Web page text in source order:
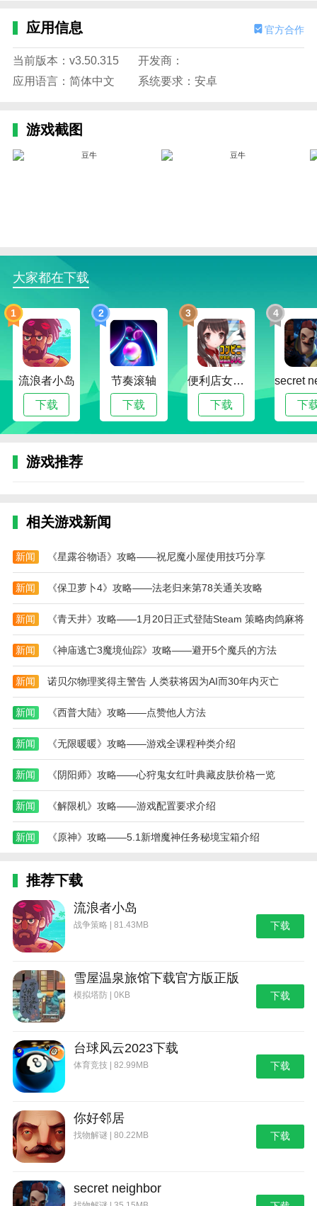
豆牛是一款社交分享类的手机APP，主要提供用户
分享和发现美食、旅行、生活经验等内容的平台。用户
互动交流。
如何使用豆牛进行语音聊天？
应用特色
1、市场蹲点监督销售，账单全部电子化，销售更
2、完成豆牛的任务，增加您的体验，升级您的水
平，更多的好处将一个接一个地开放
3、现场查看货物，装卸和运输，产品预订以及开
展业务非常有趣，
4、全国70多个农产品批发市场，800多种农产品类
别，每天更新的市场报价，价格波动和市场商品一目了
5、平台卖货保障，1w+档口供你选择
价格非常低，无论您要购买什么，都可以快速购买
这款软件是一款休闲游戏，节奏轻松又有挑战性。
虽然规则很简单，但要想保持高分就需要不断练习和提
升反应速度。
该应用的音效和背景音乐很舒适，给人一种放松愉
悦的感觉。特别是在繁忙的生活中，玩一局豆牛能够缓
解压力。
该款应用程序的关卡设计很有挑战性，有些关卡需
要玩家运用一定的策略和技巧才能顺利通过。这增加了
游戏的乐趣和挑战性。
本款软件是一个很贴近生活的游戏，让我在忙碌的
工作之余能够放松心情。种植农作物、照顾动物，一切
都那么真实。还可以参加活动赢取奖励，玩到停不下
来！
更新日志
最新版本：v3.50.315 更新时间：2024-12-13
优化了部分功能
应用信息 官方合作
当前版本：v3.50.315
开发商：
应用语言：简体中文
系统要求：安卓
游戏截图
大家都在下载
1
流浪者小岛
下载
2
节奏滚轴
下载
3
便利店女孩moonband
下载
4
下
游戏推荐
相关游戏新闻
新闻 《星露谷物语》攻略——祝尼魔小屋使用技巧分享
新闻 《保卫萝卜4》攻略——法老归来第78关通关攻略
新闻 《青天井》攻略——1月20日正式登陆Steam 策略肉鸽麻将
新闻 《神庙逃亡3魔境仙踪》攻略——避开5个魔兵的方法
新闻 诺贝尔物理奖得主警告 人类获将因为AI而30年内灭亡
新闻 《西普大陆》攻略——点赞他人方法
新闻 《无限暖暖》攻略——游戏全课程种类介绍
新闻 《阴阳师》攻略——心狩鬼女红叶典藏皮肤价格一览
新闻 《解限机》攻略——游戏配置要求介绍
新闻 《原神》攻略——5.1新增魔神任务秘境宝箱介绍
推荐下载
流浪者小岛
战争策略 | 81.43MB 下载
雪屋温泉旅馆下载官方版正版
模拟塔防 | 0KB 下载
台球风云2023下载
体育竞技 | 82.99MB 下载
你好邻居
找物解谜 | 80.22MB 下载
secret neighbor